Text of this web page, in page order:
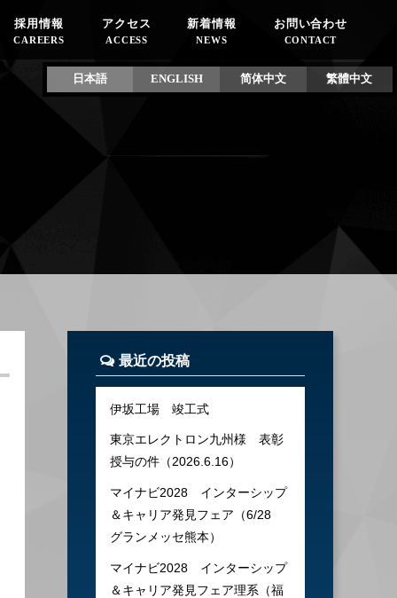
採用情報
CAREERS
アクセス
ACCESS
新着情報
NEWS
お問い合わせ
CONTACT
ENGLISH
日本語 简体中文 繁體中文
最近の投稿
伊坂工場 竣工式
東京エレクトロン九州様 表彰
授与の件（2026.6.16）
マイナビ2028 インターシップ
＆キャリア発見フェア（6/28
グランメッセ熊本）
マイナビ2028 インターシップ
＆キャリア発見フェア理系（福